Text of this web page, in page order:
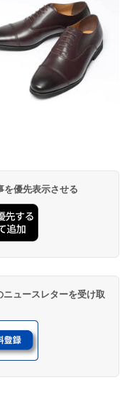
優先表示させる
ュースレターを受け取